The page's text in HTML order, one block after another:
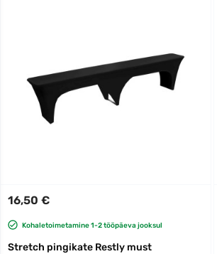
16,50 €
Kohaletoimetamine 1-2 tööpäeva jooksul
Stretch pingikate Restly must